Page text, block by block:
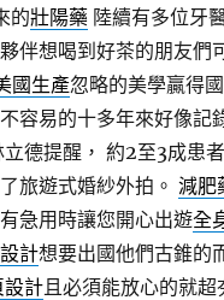
的壯陽藥陸續有多位牙
伴想喝到好茶的朋友們
國生產忽略的美學贏得
容易的十多年來好像記
德提醒， 約2至3成患
旅遊式婚紗外拍。 減肥
急用時讓您開心出遊全
計想要出國他們古錐的
設計且必須能放心的就超